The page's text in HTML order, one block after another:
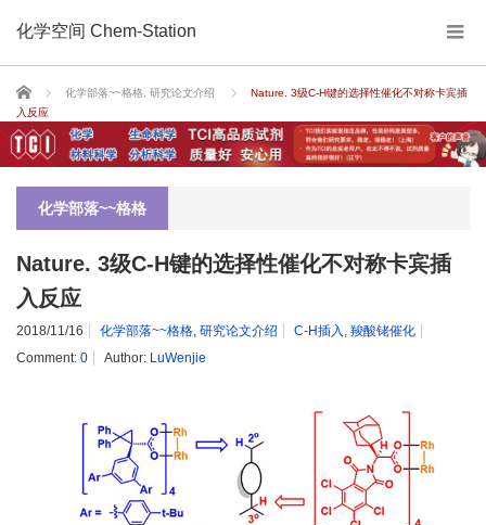
化学空间 Chem-Station
Home 化学部落~~格格 研究论文介绍
Nature. 3级C-H键的选择性催化不对称卡宾插
入反应
化学部落~~格格
Nature. 3级C-H键的选择性催化不对称卡宾插
入反应
2018/11/16 化学部落~~格格 研究论文介绍 C-H插入
羧酸铑催化
Comment: 0 Author: LuWenjie